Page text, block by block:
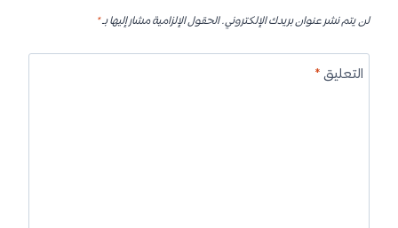
لن يتم نشر عنوان بريدك الإلكتروني.الحقول الإلزامية مشار إليها بـ*
التعليق*